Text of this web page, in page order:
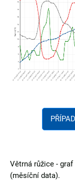
Větrná růžice -
(měsíční data).